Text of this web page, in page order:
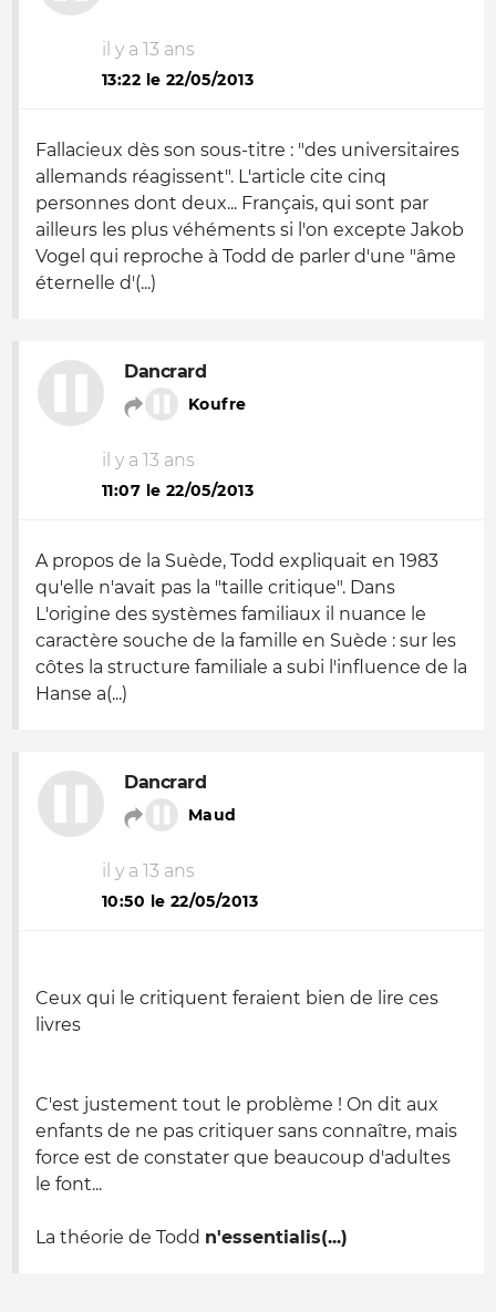
il y a 13 ans
13:22 le 22/05/2013
Fallacieux dès son sous-titre : "des universitaires
allemands réagissent". L'article cite cinq
personnes dont deux... Français, qui sont par
ailleurs les plus véhéments si l'on excepte Jakob
Vogel qui reproche à Todd de parler d'une "âme
éternelle d'(...)
Dancrard
Koufre
il y a 13 ans
11:07 le 22/05/2013
A propos de la Suède, Todd expliquait en 1983
qu'elle n'avait pas la "taille critique". Dans
L'origine des systèmes familiaux il nuance le
caractère souche de la famille en Suède : sur les
côtes la structure familiale a subi l'influence de la
Hanse a(...)
Dancrard
Maud
il y a 13 ans
10:50 le 22/05/2013
Ceux qui le critiquent feraient bien de lire ces
livres
C'est justement tout le problème ! On dit aux
enfants de ne pas critiquer sans connaître, mais
force est de constater que beaucoup d'adultes
le font...
La théorie de Todd n'essentialis(...)